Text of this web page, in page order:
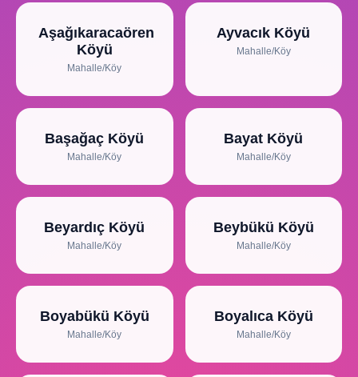
Aşağıkaracaören
Köyü
Mahalle/Köy
Ayvacık Köyü
Mahalle/Köy
Başağaç Köyü
Mahalle/Köy
Bayat Köyü
Mahalle/Köy
Beyardıç Köyü
Mahalle/Köy
Beybükü Köyü
Mahalle/Köy
Boyabükü Köyü
Mahalle/Köy
Boyalıca Köyü
Mahalle/Köy